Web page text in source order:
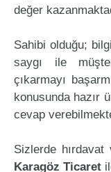
değer
Sahibi olduğu;
saygı ile
çıkarmayı
konusunda hazır
cevap
Sizlerde hırdavat
Karagöz Ticaret